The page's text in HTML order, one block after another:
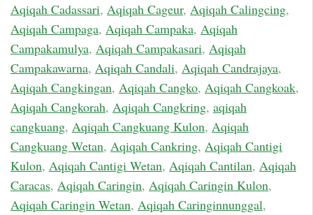
Aqiqah Cadassari, Aqiqah Cageur, Aqiqah Calingcing,
Aqiqah Campaga, Aqiqah Campaka, Aqiqah
Campakamulya, Aqiqah Campakasari, Aqiqah
Campakawarna, Aqiqah Candali, Aqiqah Candrajaya,
Aqiqah Cangkingan, Aqiqah Cangko, Aqiqah Cangkoak,
Aqiqah Cangkorah, Aqiqah Cangkring, aqiqah
cangkuang, Aqiqah Cangkuang Kulon, Aqiqah
Cangkuang Wetan, Aqiqah Cankring, Aqiqah Cantigi
Kulon, Aqiqah Cantigi Wetan, Aqiqah Cantilan, Aqiqah
Caracas, Aqiqah Caringin, Aqiqah Caringin Kulon,
Aqiqah Caringin Wetan, Aqiqah Caringinnunggal,